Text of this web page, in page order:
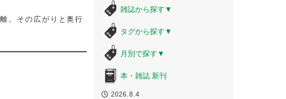
。その広がりと奥行
雑誌から探す ▼
タグから探す ▼
月別で探す ▼
本・雑誌 新刊
2026.8.4